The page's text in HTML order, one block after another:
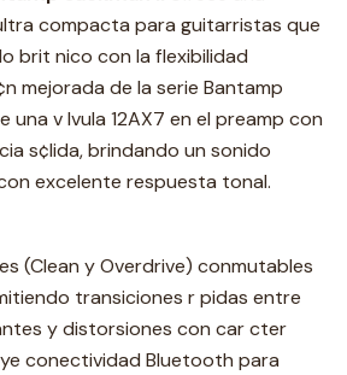
compacta para guitarristas que
brit nico con la flexibilidad
mejorada de la serie Bantamp
una v lvula 12AX7 en el preamp con
s¢lida, brindando un sonido
excelente respuesta tonal.
(Clean y Overdrive) conmutables
transiciones r pidas entre
y distorsiones con car cter
conectividad Bluetooth para